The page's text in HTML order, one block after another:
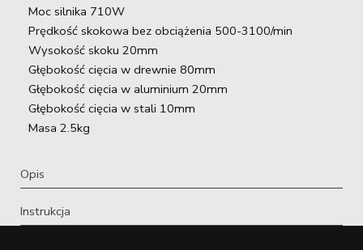
Opis
Instrukcja
Moc silnika 710W
Prędkość skokowa bez obciążenia 500-3100/min
Wysokość skoku 20mm
Głębokość cięcia w drewnie 80mm
Głębokość cięcia w aluminium 20mm
Głębokość cięcia w stali 10mm
Masa 2.5kg